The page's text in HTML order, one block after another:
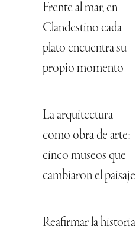
Frente al mar, en
Clandestino cada
plato encuentra su
propio momento
La arquitectura
como obra de arte:
cinco museos que
cambiaron el paisaje
Reafirmar la historia